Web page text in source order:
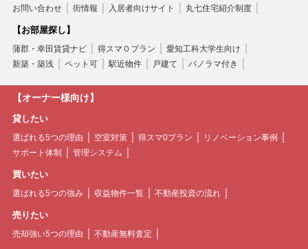
お問い合わせ
街情報 入居者向けサイト 丸七住宅紹介制度
【お部屋探し】
蒲郡・幸田賃貸ナビ 得スマ０プラン
愛知工科大学生向け
新築・築浅
ペット可 駅近物件 戸建て パノラマ付き
【オーナー様向け】
貸したい
選ばれる5つの理由 空室対策 得スマ0プラン
リノベーション事例
サポート体制
管理システム
買いたい
選ばれる5つの強み 収益物件一覧 不動産投資の流れ
売りたい
売却強い5つの理由 不動産無料査定